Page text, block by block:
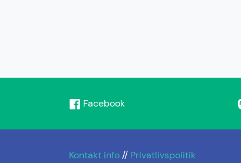
Facebook
Kontakt info // Privatlivspolitik